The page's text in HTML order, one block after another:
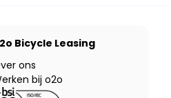
Bicycle Leasing
ons
bij o2o